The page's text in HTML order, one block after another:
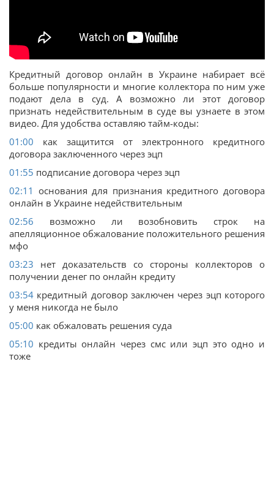
Кредитный договор онлайн в Украине набирает всё
больше популярности и многие коллектора по ним уже
подают дела в суд. А возможно ли этот договор
признать недействительным в суде вы узнаете в этом
видео. Для удобства оставляю тайм-коды:
01:00 как защитится от электронного кредитного
договора заключенного через эцп
01:55 подписание договора через эцп
02:11 основания для признания кредитного договора
онлайн в Украине недействительным
02:56 возможно ли возобновить строк на
апелляционное обжалование положительного решения
мфо
03:23 нет доказательств со стороны коллекторов о
получении денег по онлайн кредиту
03:54 кредитный договор заключен через эцп которого
у меня никогда не было
05:00 как обжаловать решения суда
05:10 кредиты онлайн через смс или эцп это одно и
тоже